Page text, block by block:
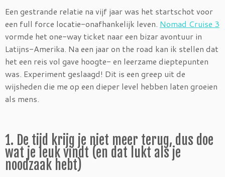
Een gestrande relatie na vijf jaar was het startschot voor
een full force locatie-onafhankelijk leven. Nomad Cruise 3
vormde het one-way ticket naar een bizar avontuur in
Latijns-Amerika. Na een jaar on the road kan ik stellen dat
het een reis vol gave hoogte- en leerzame dieptepunten
was. Experiment geslaagd! Dit is een greep uit de
wijsheden die me op een dieper level hebben laten groeien
als mens.
1. De tijd krijg je niet meer terug, dus doe
wat je leuk vindt (en dat lukt als je
noodzaak hebt)